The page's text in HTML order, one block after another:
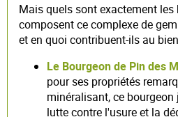
Mais quels sont exactement les
composent ce complexe de
et en quoi contribuent-ils au
Le Bourgeon de Pin des
pour ses propriétés
minéralisant, ce
lutte contre l'usure et la